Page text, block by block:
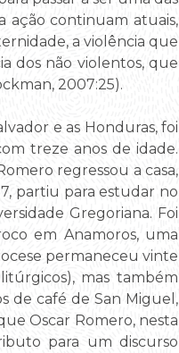
ação continuam atuais,
a violência que
dos não violentos, que
2007:25).
e as Honduras, foi
treze anos de idade.
regressou a casa,
partiu para estudar no
Gregoriana. Foi
em Anamoros, uma
permaneceu vinte
mas também
de café de San Miguel,
Oscar Romero, nesta
para um discurso